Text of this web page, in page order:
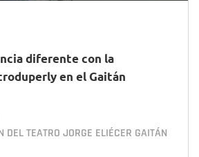
diferente con la
en el Gaitán
DEL TEATRO JORGE ELIÉCER GAITÁN